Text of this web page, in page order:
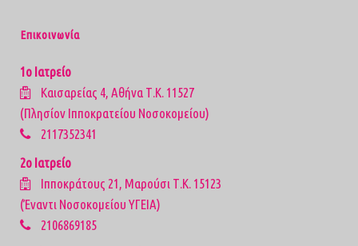
Επικοινωνία
1ο Ιατρείο
Καισαρείας 4, Αθήνα Τ.Κ. 11527
(Πλησίον Ιπποκρατείου Νοσοκομείου)
2117352341
2ο Ιατρείο
Ιπποκράτους 21, Μαρούσι Τ.Κ. 15123
(Έναντι Νοσοκομείου ΥΓΕΙΑ)
2106869185